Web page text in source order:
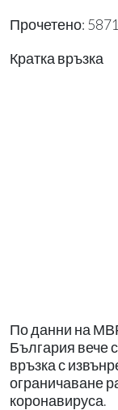
Прочетено:
Кратка връзка
По данни на
България вече
връзка с
ограничаване
коронавируса.